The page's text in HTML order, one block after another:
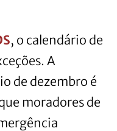
, o calendário de
A
de dezembro é
moradores de